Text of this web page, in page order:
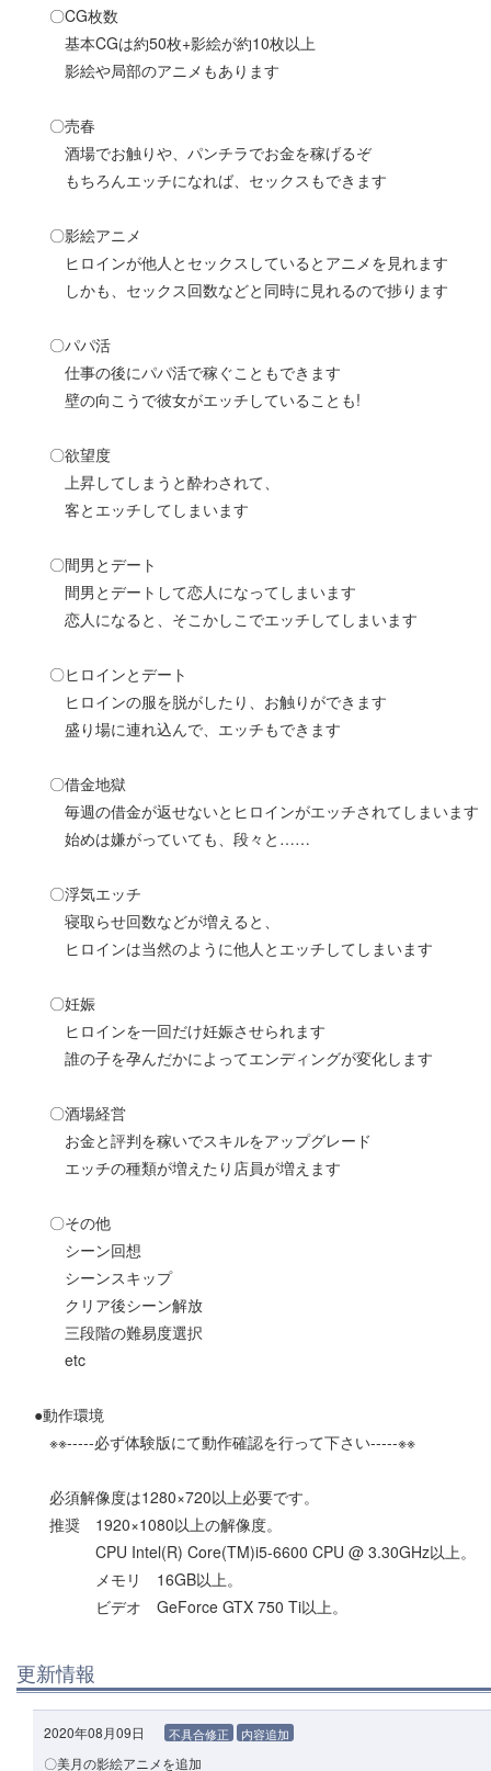
〇CG枚数
基本CGは約50枚+影絵が約10枚以上
影絵や局部のアニメもあります
〇売春
酒場でお触りや、パンチラでお金を稼げるぞ
もちろんエッチになれば、セックスもできます
〇影絵アニメ
ヒロインが他人とセックスしているとアニメを見れます
しかも、セックス回数などと同時に見れるので捗ります
〇パパ活
仕事の後にパパ活で稼ぐこともできます
壁の向こうで彼女がエッチしていることも!
〇欲望度
上昇してしまうと酔わされて、
客とエッチしてしまいます
〇間男とデート
間男とデートして恋人になってしまいます
恋人になると、そこかしこでエッチしてしまいます
〇ヒロインとデート
ヒロインの服を脱がしたり、お触りができます
盛り場に連れ込んで、エッチもできます
〇借金地獄
毎週の借金が返せないとヒロインがエッチされてしまいます
始めは嫌がっていても、段々と……
〇浮気エッチ
寝取らせ回数などが増えると、
ヒロインは当然のように他人とエッチしてしまいます
〇妊娠
ヒロインを一回だけ妊娠させられます
誰の子を孕んだかによってエンディングが変化します
〇酒場経営
お金と評判を稼いでスキルをアップグレード
エッチの種類が増えたり店員が増えます
〇その他
シーン回想
シーンスキップ
クリア後シーン解放
三段階の難易度選択
etc
●動作環境
※※-----必ず体験版にて動作確認を行って下さい-----※※
必須解像度は1280×720以上必要です。
推奨 1920×1080以上の解像度。
CPU Intel(R) Core(TM)i5-6600 CPU @ 3.30GHz以上。
メモリ 16GB以上。
ビデオ GeForce GTX 750 Ti以上。
更新情報
2020年08月09日 不具合修正 内容追加
〇美月の影絵アニメを追加